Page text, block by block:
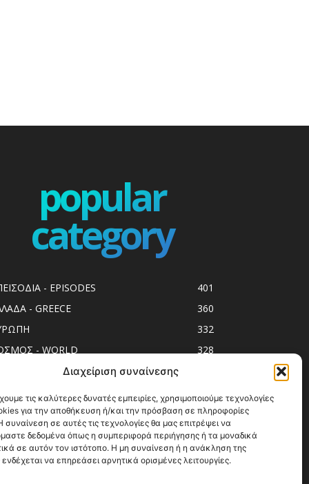
Διαχείριση συναίνεσης
τις καλύτερες δυνατές εμπειρίες, χρησιμοποιούμε τεχνολογίες
για την αποθήκευση ή/και την πρόσβαση σε πληροφορίες
σε αυτές τις τεχνολογίες θα μας επιτρέψει να
δεδομένα όπως η συμπεριφορά περιήγησης ή τα μοναδικά
σε αυτόν τον ιστότοπο. Η μη συναίνεση ή η ανάκληση της
να επηρεάσει αρνητικά ορισμένες λειτουργίες.
popular
category
- EPISODES
401
- GREECE
360
332
- WORLD
328
spots
294
Release
250
247
ΟΔΗΓΟΙ
215